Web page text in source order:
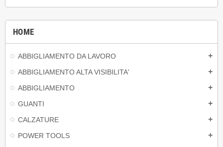
HOME
ABBIGLIAMENTO DA LAVORO add
ABBIGLIAMENTO ALTA VISIBILITA' add
ABBIGLIAMENTO add
GUANTI add
CALZATURE add
POWER TOOLS add